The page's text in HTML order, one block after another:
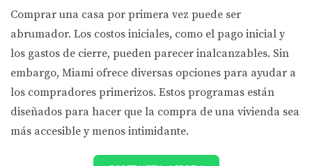
Comprar una casa por primera vez puede ser
abrumador. Los costos iniciales, como el pago inicial y
los gastos de cierre, pueden parecer inalcanzables. Sin
embargo, Miami ofrece diversas opciones para ayudar a
los compradores primerizos. Estos programas están
diseñados para hacer que la compra de una vivienda sea
más accesible y menos intimidante.